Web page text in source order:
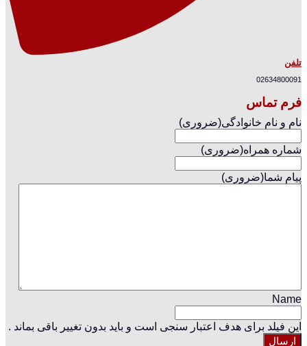
تلفن
02634800091
فرم تماس
نام و نام خانوادگی(ضروری)
شماره همراه(ضروری)
پیام شما(ضروری)
Name
این فیلد برای هدف اعتبار سنجی است و باید بدون تغییر باقی بماند .